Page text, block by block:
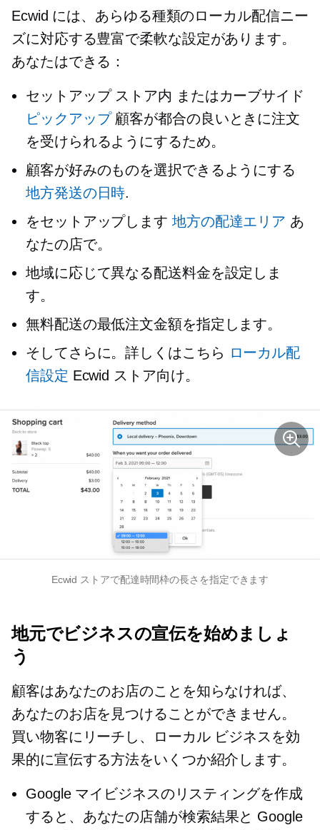
Ecwid には、あらゆる種類のローカル配信ニー
ズに対応する豊富で柔軟な設定があります。
あなたはできる：
セットアップ ストア内 またはカーブサイド
ピックアップ顧客が都合の良いときに注文
を受けられるようにするため。
顧客が好みのものを選択できるようにする
地方発送の日時.
をセットアップします 地方の配達エリア あ
なたの店で。
地域に応じて異なる配送料金を設定しま
す。
無料配送の最低注文金額を指定します。
そしてさらに。詳しくはこちら ローカル配
信設定 Ecwid ストア向け。
Ecwid ストアで配達時間枠の長さを指定できます
地元でビジネスの宣伝を始めましょ
う
顧客はあなたのお店のことを知らなければ、
あなたのお店を見つけることができません。
買い物客にリーチし、ローカル ビジネスを効
果的に宣伝する方法をいくつか紹介します。
Google マイビジネスのリスティングを作成
すると、あなたの店舗が検索結果と Google